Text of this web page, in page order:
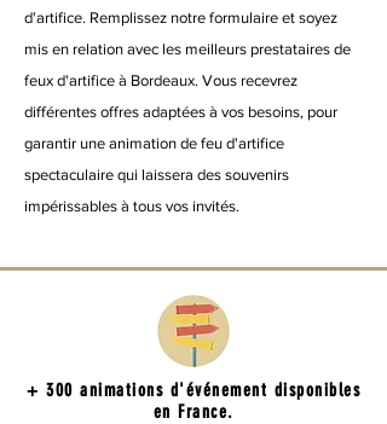
d'artifice. Remplissez notre formulaire et soyez
mis en relation avec les meilleurs prestataires de
feux d'artifice à Bordeaux. Vous recevrez
différentes offres adaptées à vos besoins, pour
garantir une animation de feu d'artifice
spectaculaire qui laissera des souvenirs
impérissables à tous vos invités.
+ 300 animations d'événement disponibles
en France.